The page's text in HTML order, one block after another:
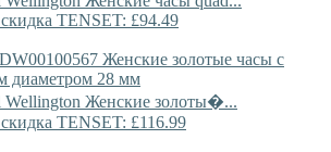
TENSET: £94.49
Wellington Женские золоты�...
TENSET: £116.99